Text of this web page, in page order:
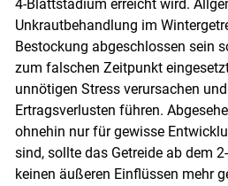
4-Blattstadium erreicht wird.
Unkrautbehandlung im
Bestockung abgeschlossen sein
zum falschen Zeitpunkt
unnötigen Stress verursachen
Ertragsverlusten führen.
ohnehin nur für gewisse
sind, sollte das Getreide ab dem
keinen äußeren Einflüssen mehr